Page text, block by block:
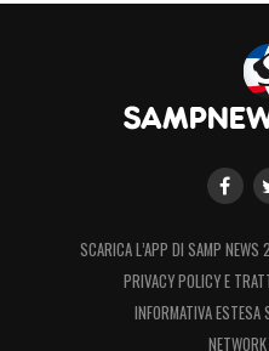
SCARICA L’APP DI SAMP NEWS
PRIVACY POLICY E
INFORMATIVA ESTESA